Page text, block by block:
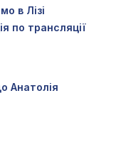
в Лізі
по трансляції
Анатолія